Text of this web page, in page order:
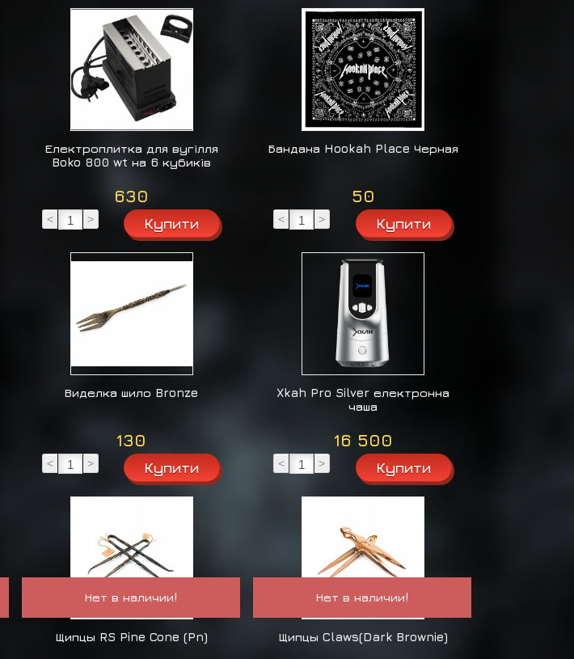
Електроплитка для вугілля
Boko 800 wt на 6 кубиків
630
< >
Бандана Hookah Place Черная
50
< >
Виделка шило Bronze
130
< >
Xkah Pro Silver електронна
чаша
16 500
< >
Нет в наличии!
Щипцы RS Pine Cone (Pn)
Нет в наличии!
Щипцы Claws(Dark Brownie)